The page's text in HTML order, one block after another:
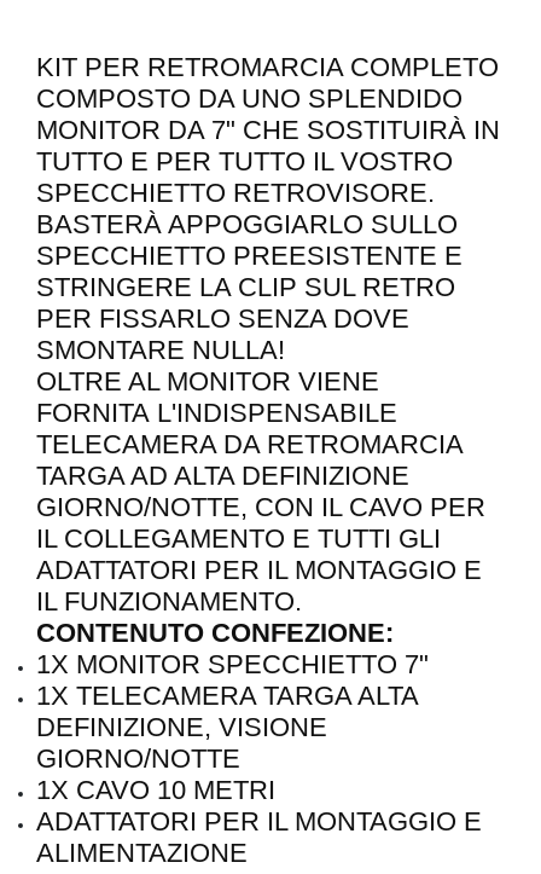
KIT PER RETROMARCIA COMPLETO
COMPOSTO DA UNO SPLENDIDO
MONITOR DA 7" CHE SOSTITUIRÀ IN
TUTTO E PER TUTTO IL VOSTRO
SPECCHIETTO RETROVISORE.
BASTERÀ APPOGGIARLO SULLO
SPECCHIETTO PREESISTENTE E
STRINGERE LA CLIP SUL RETRO
PER FISSARLO SENZA DOVE
SMONTARE NULLA!
OLTRE AL MONITOR VIENE
FORNITA L'INDISPENSABILE
TELECAMERA DA RETROMARCIA
TARGA AD ALTA DEFINIZIONE
GIORNO/NOTTE, CON IL CAVO PER
IL COLLEGAMENTO E TUTTI GLI
ADATTATORI PER IL MONTAGGIO E
IL FUNZIONAMENTO.
CONTENUTO CONFEZIONE:
1X MONITOR SPECCHIETTO 7"
1X TELECAMERA TARGA ALTA
DEFINIZIONE, VISIONE
GIORNO/NOTTE
1X CAVO 10 METRI
ADATTATORI PER IL MONTAGGIO E
ALIMENTAZIONE